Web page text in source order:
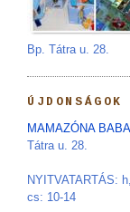
Bp. Tátra u. 28.
ÚJDONSÁGOK
MAMAZÓNA
Tátra u. 28.
NYITVATARTÁS:
cs: 10-14